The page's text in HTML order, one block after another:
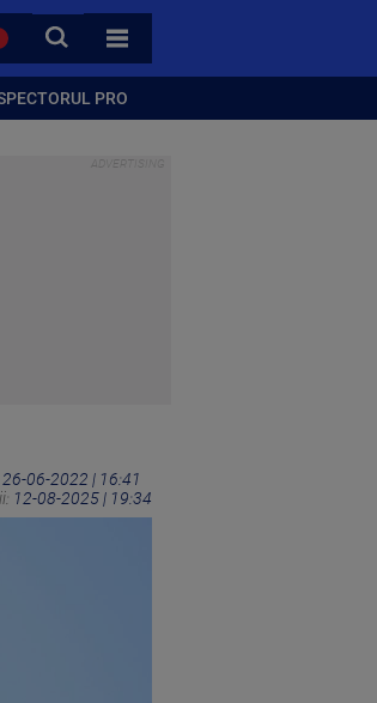
CAUTA
TOATE CATEGORIILE
PRO
26-06-2022 | 16:41
12-08-2025 | 19:34